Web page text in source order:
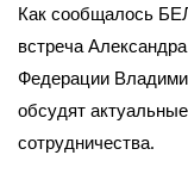
Как сообщалось
встреча
Федерации
обсудят
сотрудничества.